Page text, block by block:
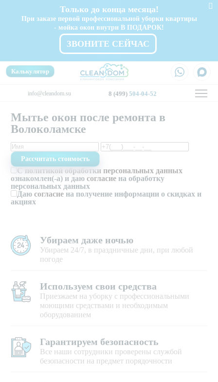
Только до конца месяца!
При заказе первой профессиональной уборки квартиры
- мойка окон внутри В ПОДАРОК!
ЗВОНИТЕ СЕЙЧАС
info@cleandom.su 8 (499) 504-04-52
Калькулятор
Мытье окон после ремонта в
Волоколамске
С политикой обработки персональных данных
ознакомлен(-а) и даюсогласие на обработку
персональных данных
Даюсогласие на получение информации о скидках и
акциях
Убираем даже ночью
Убираем 24/7, в праздничные дни, при любой
погоде
Используем свои средства
Приезжаем на уборку с профессиональными
моющими средствами и необходимым
оборудованием
Гарантируем безопасность
Все наши сотрудники проверены службой
безопасности на предмет порядочности